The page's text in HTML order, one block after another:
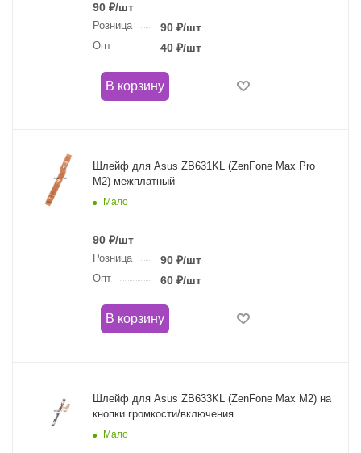
90 ₽/шт
Розница 90₽/шт
Опт 40₽/шт
В корзину
Шлейф для Asus ZB631KL (ZenFone Max Pro
M2) межплатный
Мало
90 ₽/шт
Розница 90₽/шт
Опт 60₽/шт
В корзину
Шлейф для Asus ZB633KL (ZenFone Max M2) на
кнопки громкости/включения
Мало